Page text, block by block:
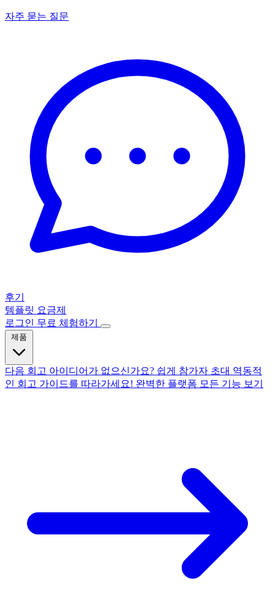
자주 묻는 질문
후기
템플릿 요금제
로그인 무료 체험하기
다음 회고 아이디어가 없으신가요? 쉽게 참가자 초대 역동적
인 회고 가이드를 따라가세요! 완벽한 플랫폼 모든 기능 보기